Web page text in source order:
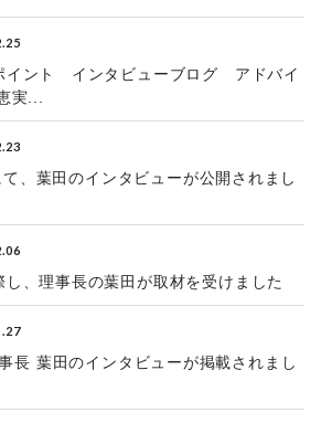
イント インタビューブログ アドバイ
実...
、葉田のインタビューが公開されまし
、理事長の葉田が取材を受けました
長 葉田のインタビューが掲載されまし